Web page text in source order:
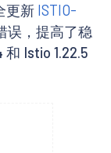
更新 ISTIO-
误，提高了稳
Istio 1.22.5